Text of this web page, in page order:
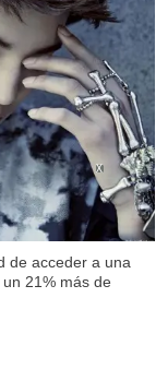
de acceder a una
21% más de
X